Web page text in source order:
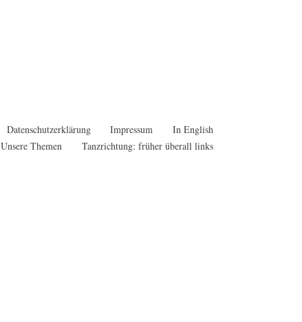
Datenschutzerklärung Impressum
In English
Unsere Themen Tanzrichtung: früher überall links